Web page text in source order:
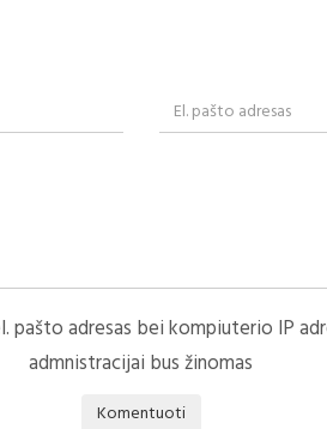
adresas bei kompiuterio IP
admnistracijai bus žinomas
Komentuoti